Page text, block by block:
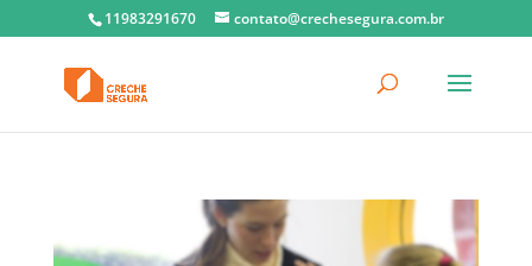
11983291670 contato@crechesegura.com.br